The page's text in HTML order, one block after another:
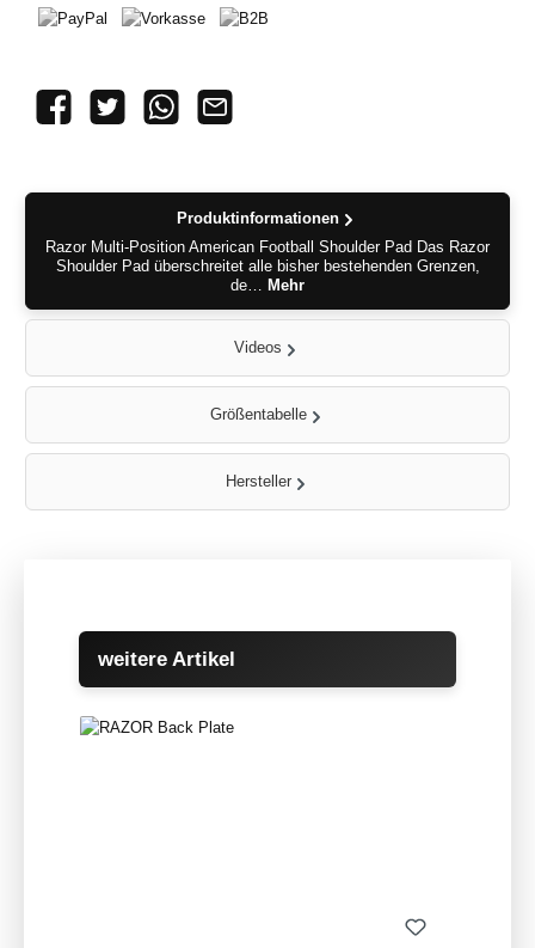
Produktinformationen
Razor Multi-Position American Football Shoulder Pad Das Razor
Shoulder Pad überschreitet alle bisher bestehenden Grenzen,
de… Mehr
Videos
Größentabelle
Hersteller
Produktgalerie überspringen
weitere Artikel